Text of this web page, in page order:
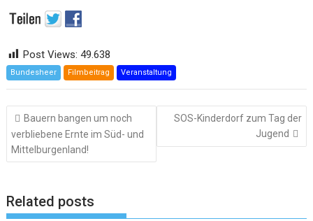
Post Views: 49.638
Bundesheer Filmbeitrag Veranstaltung
Beitragsnavigation
Bauern bangen um noch
verbliebene Ernte im Süd- und
Mittelburgenland!
SOS-Kinderdorf zum Tag der
Jugend
Related posts